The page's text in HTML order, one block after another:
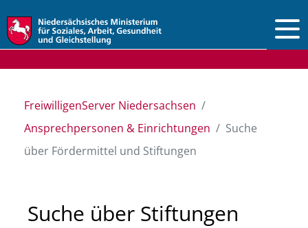
FreiwilligenServer Niedersachsen
Ansprechpersonen & Einrichtungen
Suche
über Fördermittel und Stiftungen
Suche über Stiftungen